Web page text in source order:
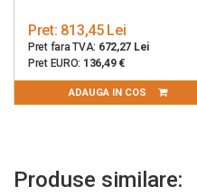
Pret: 813,45 Lei
Pret fara TVA: 672,27 Lei
Pret EURO: 136,49 €
ADAUGA IN COS
Produse similare: